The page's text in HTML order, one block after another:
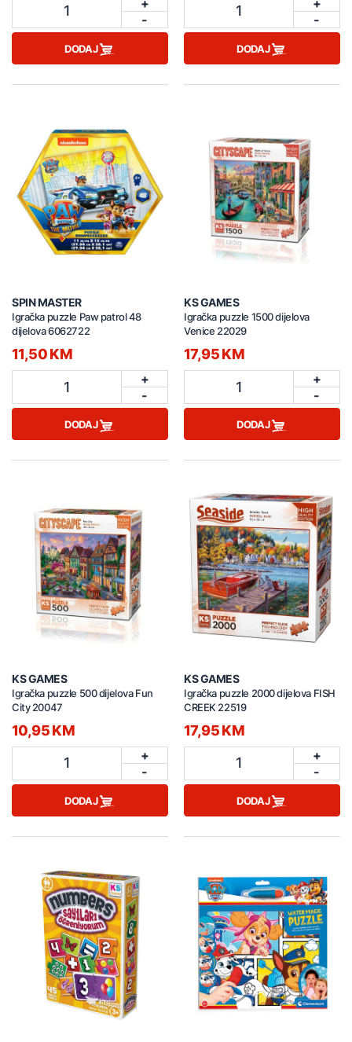
1
-
DODAJ
1
-
DODAJ
SPIN MASTER
Igračka puzzle Paw patrol 48
dijelova 6062722
11,50 KM
1
+
-
DODAJ
KS GAMES
Igračka puzzle 1500 dijelova
Venice 22029
17,95 KM
1
+
-
DODAJ
KS GAMES
Igračka puzzle 500 dijelova Fun
City 20047
10,95 KM
1
+
-
DODAJ
KS GAMES
Igračka puzzle 2000 dijelova FISH
CREEK 22519
17,95 KM
1
+
-
DODAJ